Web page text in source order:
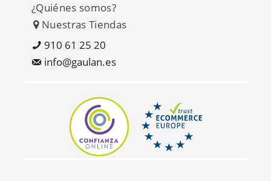
Matieres Wood 337223
¿Quiénes somos?
Nuestras Tiendas
910 61 25 20
info@gaulan.es